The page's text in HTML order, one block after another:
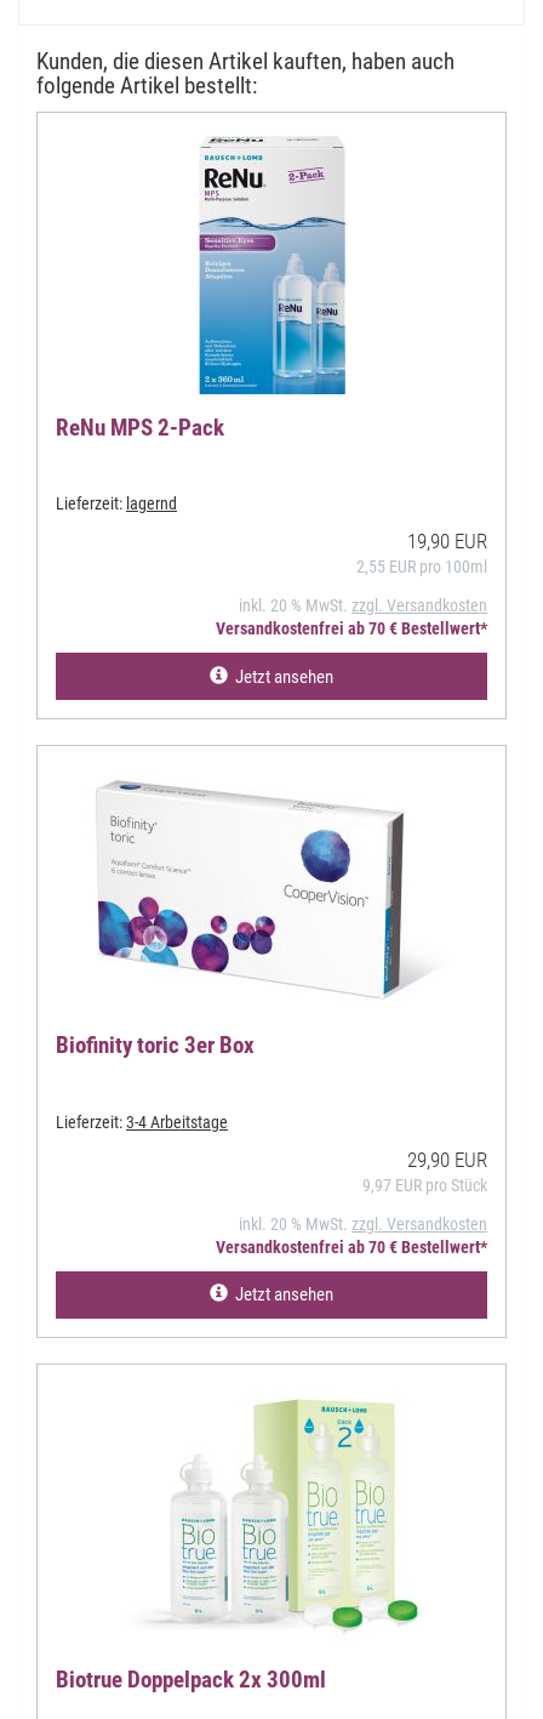
Kunden, die diesen Artikel kauften, haben auch
folgende Artikel bestellt:
ReNu MPS 2-Pack
Lieferzeit: lagernd
19,90 EUR
2,55 EUR pro 100ml
inkl. 20 % MwSt. zzgl. Versandkosten
Versandkostenfrei ab 70 € Bestellwert*
Jetzt ansehen
Biofinity toric 3er Box
Lieferzeit:3-4 Arbeitstage
29,90 EUR
9,97 EUR pro Stück
inkl. 20 % MwSt. zzgl. Versandkosten
Versandkostenfrei ab 70 € Bestellwert*
Jetzt ansehen
Biotrue Doppelpack 2x 300ml